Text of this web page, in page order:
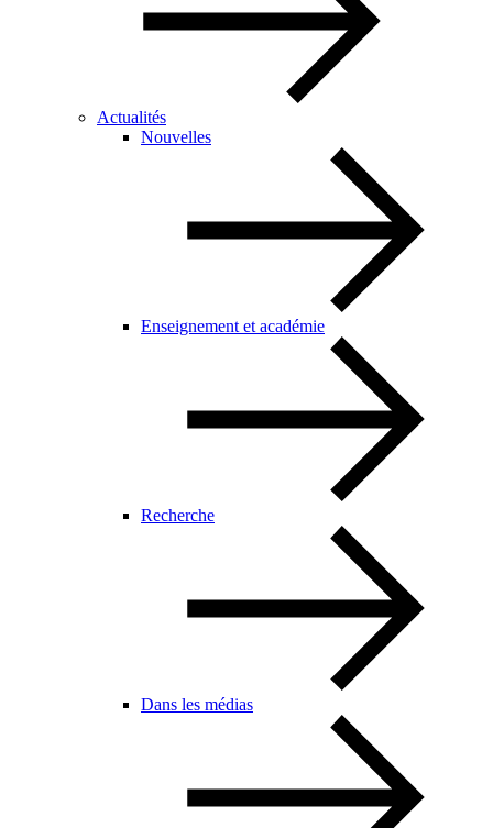
Actualités
Nouvelles
Enseignement et académie
Recherche
Dans les médias